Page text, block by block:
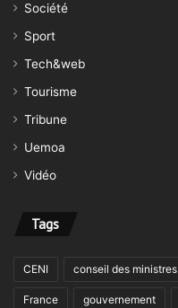
Société
Sport
Tech&web
Tourisme
Tribune
Uemoa
Vidéo
Tags
CENI conseil des ministres
France gouvernement